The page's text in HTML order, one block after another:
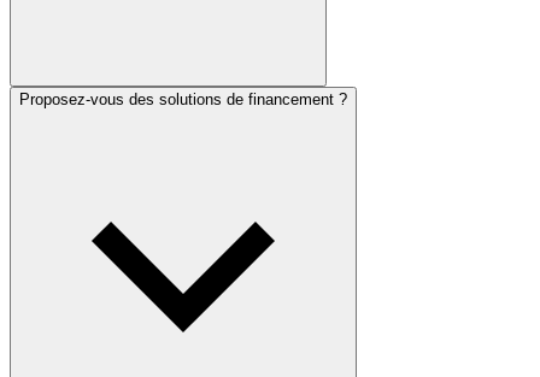
Proposez-vous des solutions de financement ?